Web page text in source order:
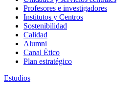
Profesores e investigadores
Institutos y Centros
Sostenibilidad
Calidad
Alumni
Canal Ético
Plan estratégico
Estudios